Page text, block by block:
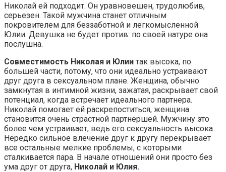
Николай ей подходит. Он уравновешен, трудолюбив,
серьезен. Такой мужчина станет отличным
покровителем для беззаботной и легкомысленной
Юлии. Девушка не будет против: по своей натуре она
послушна.
Совместимость Николая и Юлии так высока, по
большей части, потому, что они идеально устраивают
друг друга в сексуальном плане. Женщина, обычно
замкнутая в интимной жизни, зажатая, раскрывает свой
потенциал, когда встречает идеального партнера.
Николай помогает ей раскрепоститься, женщина
становится очень страстной партнершей. Мужчину это
более чем устраивает, ведь его сексуальность высока.
Нередко сильное влечение друг к другу перекрывает
все остальные мелкие проблемы, с которыми
сталкивается пара. В начале отношений они просто без
ума друг от друга, Николай и Юлия.